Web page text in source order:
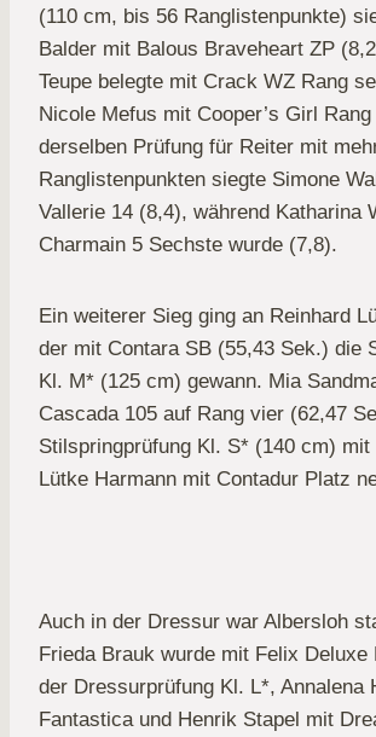
(110 cm, bis 56 Ranglistenpunkte)
Balder mit Balous Braveheart ZP
Teupe belegte mit Crack WZ Rang
Nicole Mefus mit Cooper’s Girl
derselben Prüfung für Reiter mit
Ranglistenpunkten siegte Simone
Vallerie 14 (8,4), während Katharina
Charmain 5 Sechste wurde (7,8).
Ein weiterer Sieg ging an Reinhard
der mit Contara SB (55,43 Sek.) die
Kl. M* (125 cm) gewann. Mia
Cascada 105 auf Rang vier (62,47
Stilspringprüfung Kl. S* (140 cm)
Lütke Harmann mit Contadur Platz
Auch in der Dressur war Albersloh
Frieda Brauk wurde mit Felix Deluxe
der Dressurprüfung Kl. L*, Annalena
Fantastica und Henrik Stapel mit